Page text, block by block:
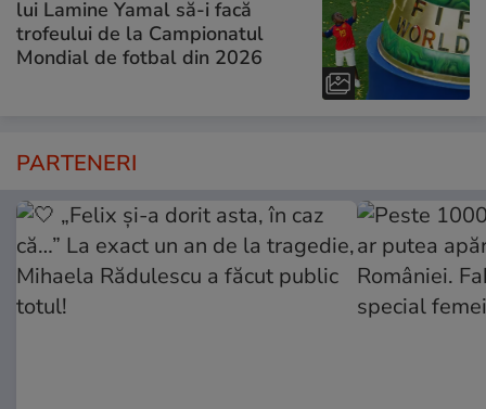
lui Lamine Yamal să-i facă
trofeului de la Campionatul
Mondial de fotbal din 2026
PARTENERI